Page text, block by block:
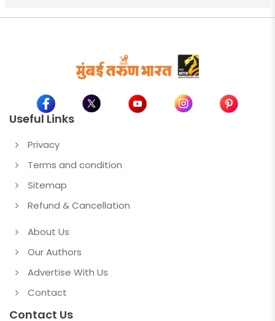
Useful Links
Privacy
Terms and condition
Sitemap
Refund & Cancellation
About Us
Our Authors
Advertise With Us
Contact
Contact Us